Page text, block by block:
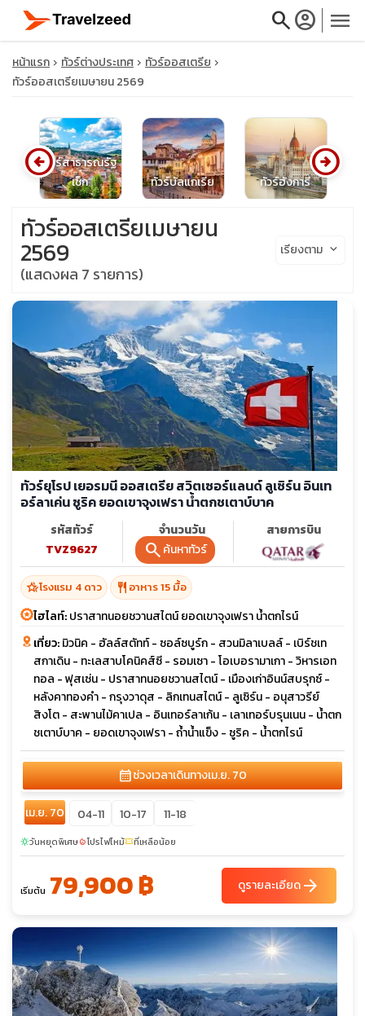
searchaccount_circle menu
close
travel_explore
calendar_month
หน้าแรก ทัวร์ต่างประเทศ
ทัวร์ออสเตรีย
ทัวร์ออสเตรียเมษายน 2569
ทัวร์สาธารณรัฐ
เช็ก
ทัวร์บัลแกเรีย ทัวร์ฮังการี
arrow_circle_left arrow_circle_right
searchค้นหาทัวร์
ทัวร์ออสเตรียเมษายน
2569
(แสดงผล 7 รายการ)
เรียงตาม keyboard_arrow_down
ทัวร์ยุโรป เยอรมนี ออสเตรีย สวิตเซอร์แลนด์ ลูเซิร์น อินเท
อร์ลาเค่น ซูริค ยอดเขาจุงเฟรา น้ำตกชเตาบ์บาค
รหัสทัวร์
TVZ9627
จำนวนวัน
8 วัน 5 คืน
สายการบิน
hotel_classโรงแรม 4 ดาว restaurant อาหาร 15 มื้อ
ไฮไลท์:ปราสาทนอยชวานสไตน์ ยอดเขาจุงเฟรา น้ำตกไรน์
เที่ยว:มิวนิค - ฮัลล์สตัทท์ - ซอล์ซบูร์ก - สวนมิลาเบลล์ - เบิร์ชเท
สกาเดิน - ทะเลสาบโคนิคส์ซี - รอมเซา - โอเบอรามาเกา - วิหารเอท
ทอล - ฟุสเซ่น - ปราสาทนอยชวานสไตน์ - เมืองเก่าอินน์สบรุกซ์ -
หลังคาทองคำ - กรุงวาดุส - ลิกเทนสไตน์ - ลูเซิร์น - อนุสาวรีย์
สิงโต - สะพานไม้คาเปล - อินเทอร์ลาเก้น - เลาเทอร์บรุนเนน - น้ำตก
ชเตาบ์บาค - ยอดเขาจุงเฟรา - ถ้ำน้ำแข็ง - ซูริค - น้ำตกไรน์
calendar_monthช่วงเวลาเดินทางเม.ย. 70
เม.ย. 70 04-11 10-17 11-18
sunnyวันหยุดพิเศษlocal_fire_departmentโปรไฟไหม้confirmation_numberที่เหลือน้อย
เริ่มต้น 79,900 ฿ ดูรายละเอียดarrow_forward